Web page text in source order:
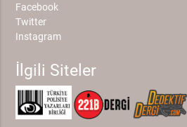
Facebook
Twitter
Instagram
İlgili Siteler